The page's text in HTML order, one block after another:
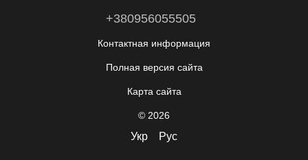
+380956055505
Контактная информация
Полная версия сайта
Карта сайта
© 2026
Укр Рус